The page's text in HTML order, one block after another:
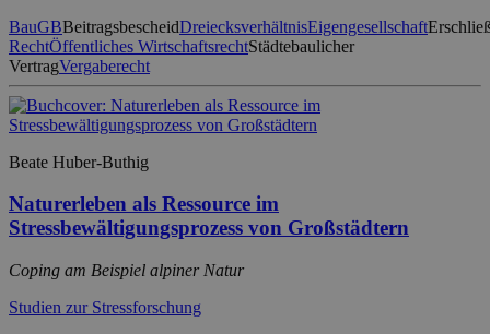
BauGBBeitragsbescheidDreiecksverhältnisEigengesellschaft
RechtÖffentliches WirtschaftsrechtStädtebaulicher
VertragVergaberecht
Beate Huber-Buthig
Naturerleben als Ressource im
Stressbewältigungsprozess von Großstädtern
Coping am Beispiel alpiner Natur
Studien zur Stressforschung